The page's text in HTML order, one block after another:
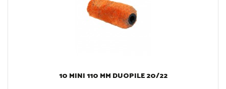
10 MINI 110 MM DUOPILE 20/22